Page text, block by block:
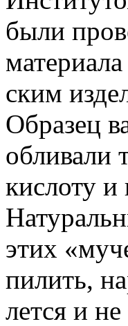
были
ским
Образец
обливали
кислоту
этих
пилить,
лется и не